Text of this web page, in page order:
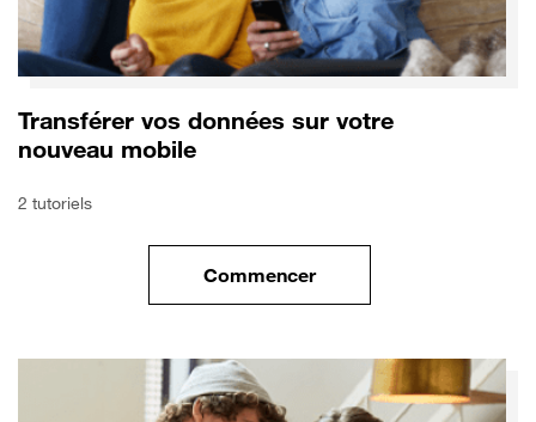
Transférer vos données sur votre
nouveau mobile
2 tutoriels
Commencerle tuto pour Transférer vos